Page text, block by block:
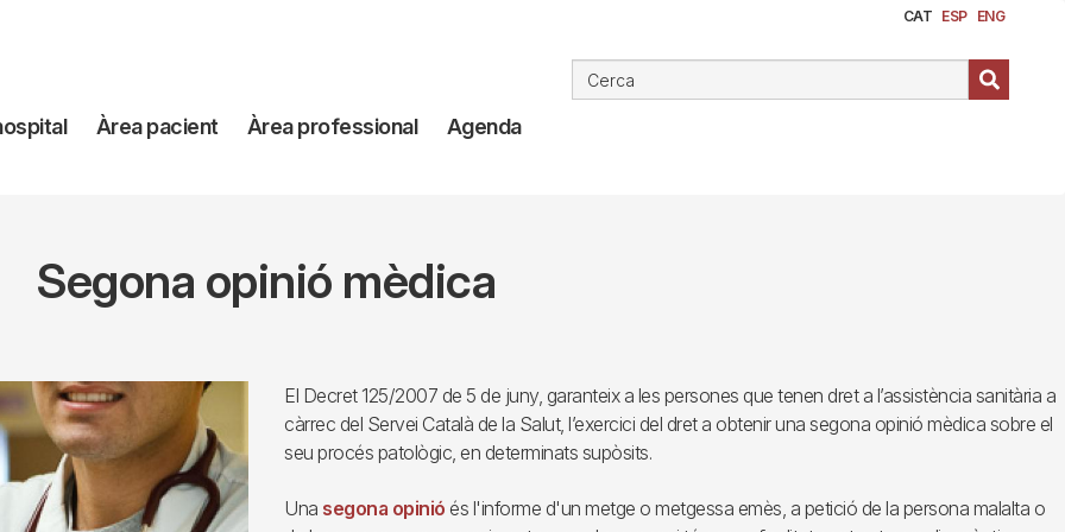
CAT ESP ENG
Àrea pacient Àrea professional Agenda
Segona opinió mèdica
El Decret 125/2007 de 5 de juny, garanteix a les persones que tenen dret a l’assistència sanitària a
càrrec del Servei Català de la Salut, l’exercici del dret a obtenir una segona opinió mèdica sobre el
seu procés patològic, en determinats supòsits.
Una segona opinió és l'informe d'un metge o metgessa emès, a petició de la persona malalta o